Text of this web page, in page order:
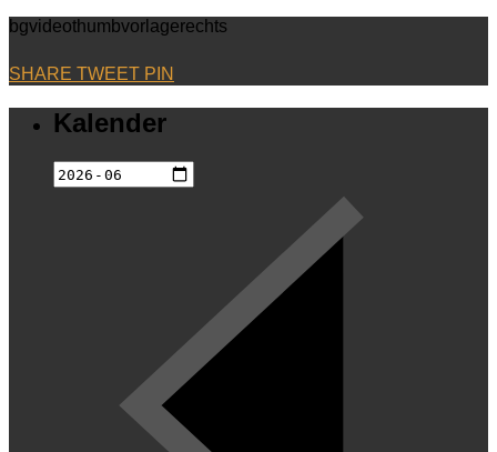
bgvideothumbvorlagerechts
SHARE TWEET PIN
Kalender